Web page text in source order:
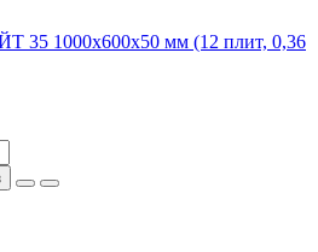
35 1000х600х50 мм (12 плит, 0,36